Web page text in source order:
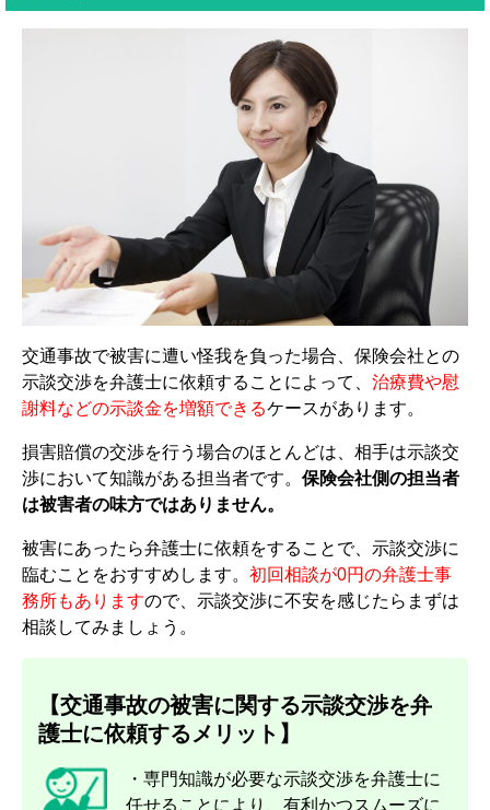
交通事故で被害に遭い怪我を負った場合、保険会社との
示談交渉を弁護士に依頼することによって、 治療費や慰
謝料などの示談金を増額できるケースがあります。
損害賠償の交渉を行う場合のほとんどは、相手は示談交
渉において知識がある担当者です。 保険会社側の担当者
は被害者の味方ではありません。
被害にあったら弁護士に依頼をすることで、示談交渉に
臨むことをおすすめします。 初回相談が0円の弁護士事
務所もありますので、示談交渉に不安を感じたらまずは
相談してみましょう。
【交通事故の被害に関する示談交渉を弁
護士に依頼するメリット】
・専門知識が必要な示談交渉を弁護士に
任せることにより、有利かつスムーズに